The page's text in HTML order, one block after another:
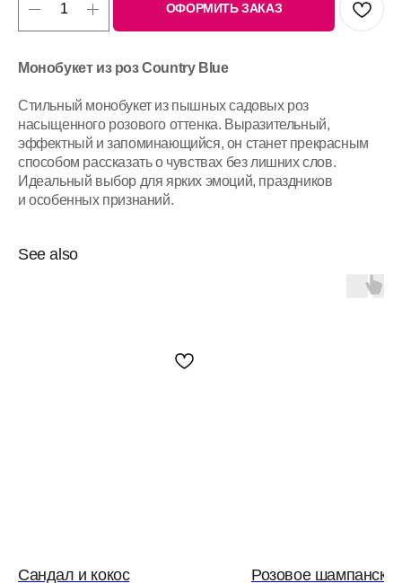
ОФОРМИТЬ ЗАКАЗ
Монобукет из роз Country Blue
Стильный монобукет из пышных садовых роз
насыщенного розового оттенка. Выразительный,
эффектный и запоминающийся, он станет прекрасным
способом рассказать о чувствах без лишних слов.
Идеальный выбор для ярких эмоций, праздников
и особенных признаний.
See also
Сандал и кокос Розовое